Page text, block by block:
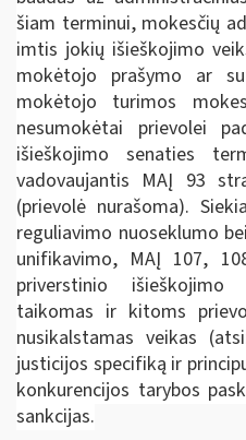
šiam terminui, mokesčių
imtis jokių išieškojimo
mokėtojo prašymo ar
mokėtojo turimos
nesumokėtai prievolei
išieškojimo senaties
vadovaujantis MAĮ 93
(prievolė nurašoma).
reguliavimo nuoseklumo
unifikavimo, MAĮ 107,
priverstinio
taikomas ir kitoms
nusikalstamas veikas
justicijos specifiką ir
konkurencijos tarybos
sankcijas.